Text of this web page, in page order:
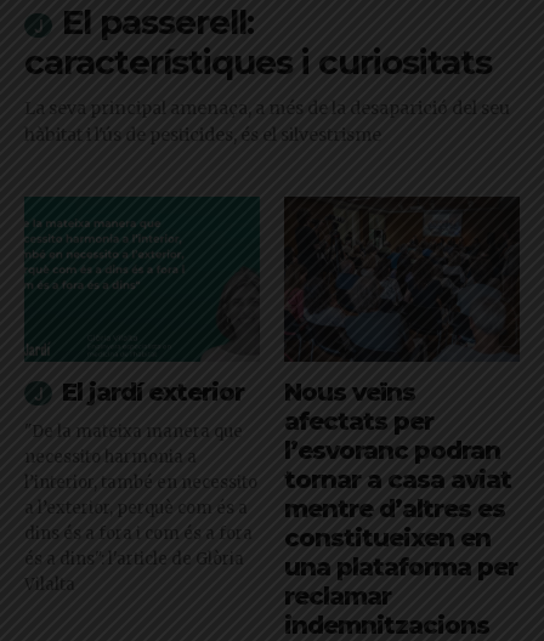
El passerell:
característiques i curiositats
La seva principal amenaça, a més de la desaparició del seu
hàbitat i l'ús de pesticides, és el silvestrisme
El jardí exterior
"De la mateixa manera que
necessito harmonia a
l’interior, també en necessito
a l’exterior, perquè com és a
dins és a fora i com és a fora
és a dins": l'article de Glòria
Vilalta
Nous veïns
afectats per
l’esvoranc podran
tornar a casa aviat
mentre d’altres es
constitueixen en
una plataforma per
reclamar
indemnitzacions